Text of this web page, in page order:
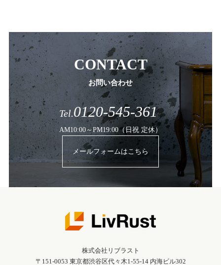
CONTACT
お問い合わせ
Tel.0120-545-361
AM10:00～PM19:00（日祝 定休）
メールフォームはこちら
株式会社リブラスト
〒151-0053 東京都渋谷区代々木1-55-14 内海ビル302